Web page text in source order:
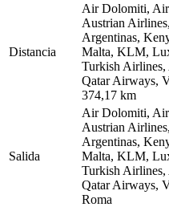
Distancia
Air Dolomiti, Air
Austrian
Argentinas,
Malta, KLM,
Turkish
Qatar Airways,
374,17 km
Salida
Air Dolomiti, Air
Austrian
Argentinas,
Malta, KLM,
Turkish
Qatar Airways,
Roma